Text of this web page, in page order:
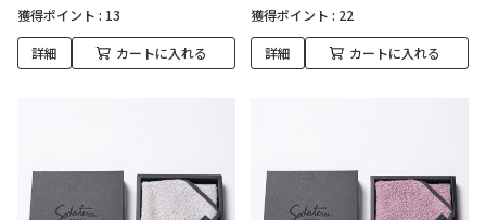
獲得ポイント : 13
詳細 カートに入れる
獲得ポイント : 22
詳細 カートに入れる